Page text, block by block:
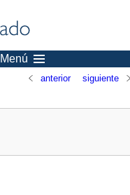
Menú
anterior siguiente